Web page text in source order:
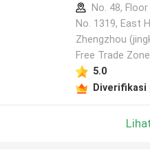
Kami akan
No. 48,
No. 1319, East
Zhengzhou
Free Trade
5.0
Diverifikasi